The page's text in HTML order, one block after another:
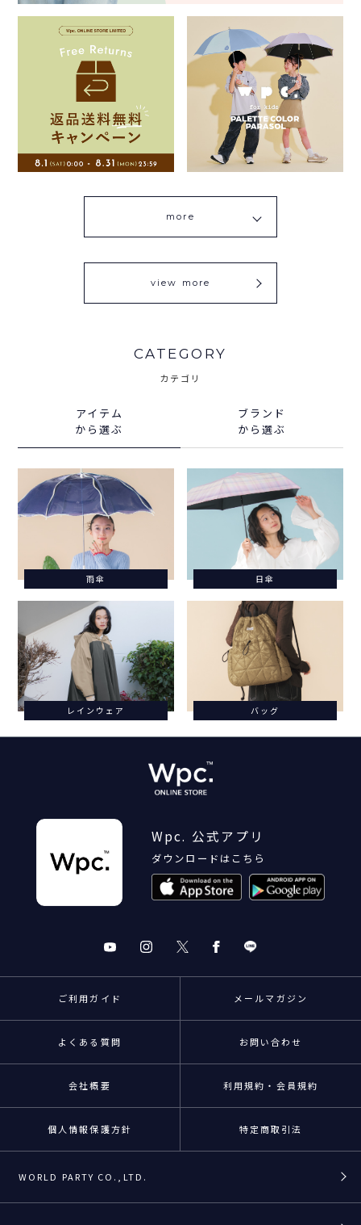
more
view more
CATEGORY
カテゴリ
アイテム
から選ぶ
ブランド
から選ぶ
雨傘 日傘
レインウェア バッグ
Wpc. 公式アプリ
ダウンロードはこちら
ご利用ガイド メールマガジン
よくある質問 お問い合わせ
会社概要 利用規約・会員規約
個人情報保護方針 特定商取引法
WORLD PARTY CO.,LTD.